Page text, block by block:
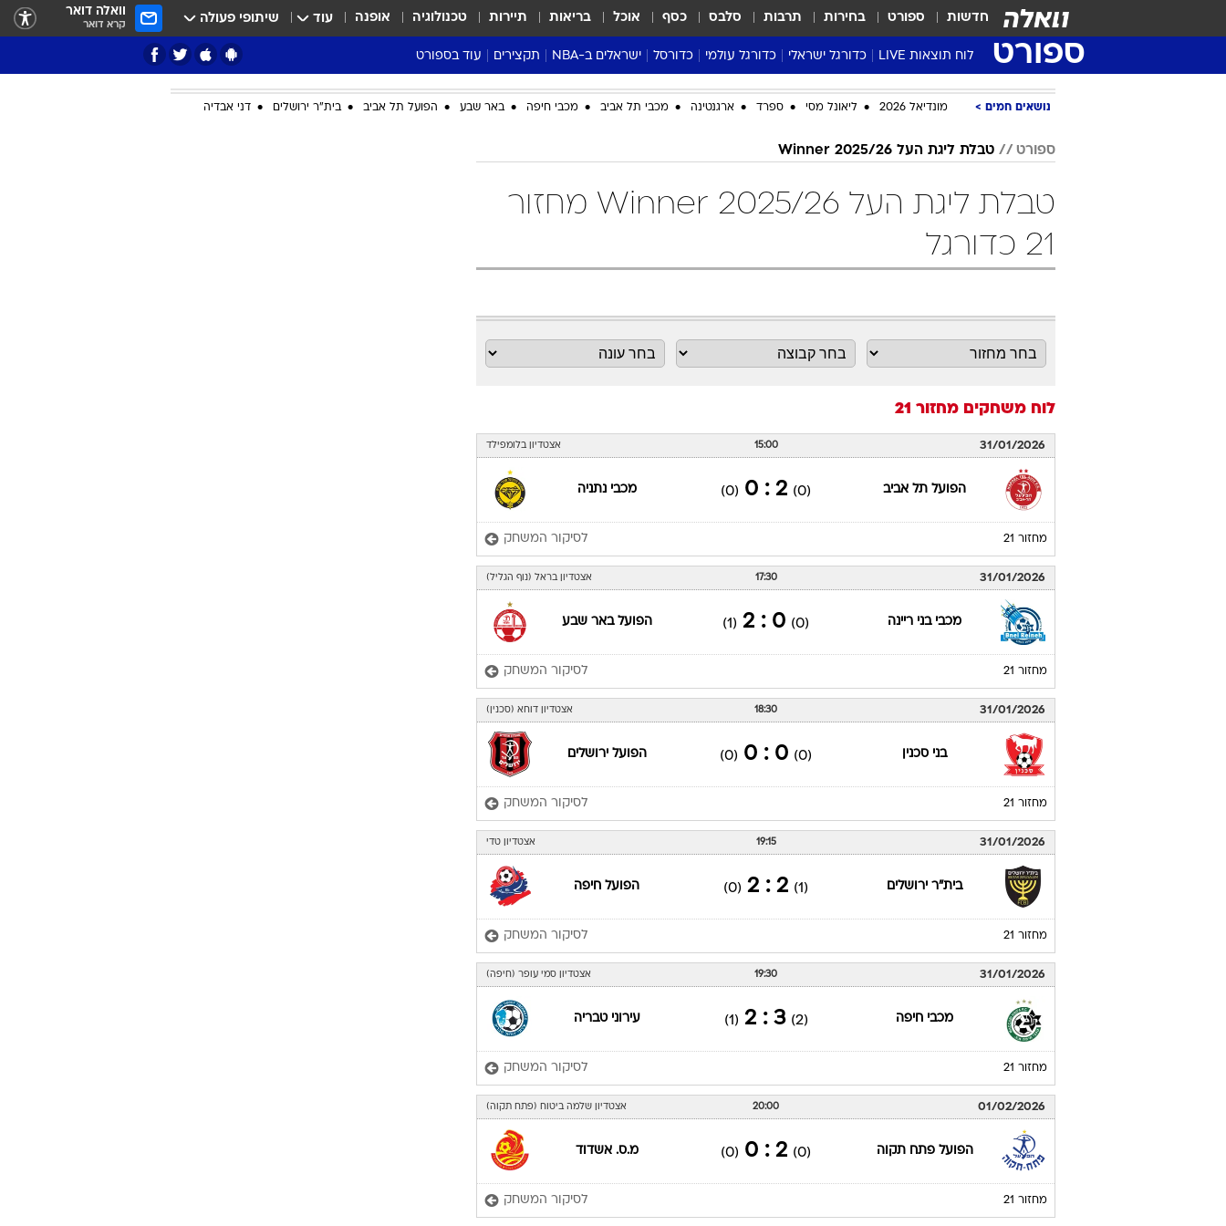
חדשות ספורט בחירות תרבות סלבס כסף אוכל בריאות תיירות טכנולוגיה אופנה עוד שיתופי פעולה וואלה דואר
קרא דואר
ספורט לוח תוצאות LIVE כדורגל ישראלי
ליגת העל Winner
גביע המדינה
שגרירים
כדורגל עולמי
ליגה אנגלית
ליגה צרפתית
כדורסל
ליגת העל
נבחרות ישראל בכדורסל
ישראלים ב-NBA
דני אבדיה
תקצירים עוד בספורט
מונדיאל 2026
NBA
כתבו לנו
נושאים חמים מונדיאל 2026 ליאונל מסי ספרד ארגנטינה מכבי תל אביב מכבי חיפה באר שבע הפועל תל אביב בית"ר ירושלים דני אבדיה
ספורט טבלת ליגת העל 2025/26 Winner
טבלת ליגת העל 2025/26 Winner מחזור
21 כדורגל
לוח משחקים מחזור 21
31/01/2026
15:00 אצטדיון בלומפילד
הפועל תל אביב (0)
2 : 0
(0) מכבי נתניה
מחזור 21 לסיקור המשחק
31/01/2026
17:30 אצטדיון בראל (נוף הגליל)
מכבי בני ריינה (0)
0 : 2
(1) הפועל באר שבע
מחזור 21 לסיקור המשחק
31/01/2026
18:30 אצטדיון דוחא (סכנין)
בני סכנין (0)
0 : 0
(0) הפועל ירושלים
מחזור 21 לסיקור המשחק
31/01/2026
19:15 אצטדיון טדי
בית"ר ירושלים (1)
2 : 2
(0) הפועל חיפה
מחזור 21 לסיקור המשחק
31/01/2026
19:30 אצטדיון סמי עופר (חיפה)
מכבי חיפה (2)
3 : 2
(1) עירוני טבריה
מחזור 21 לסיקור המשחק
01/02/2026
20:00 אצטדיון שלמה ביטוח (פתח תקוה)
הפועל פתח תקוה (0)
2 : 0
(0) מ.ס. אשדוד
מחזור 21 לסיקור המשחק